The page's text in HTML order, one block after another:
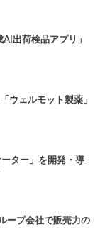
出荷検品アプリ」
ウェルモット製薬」
ター」を開発・導
ープ会社で販売力の